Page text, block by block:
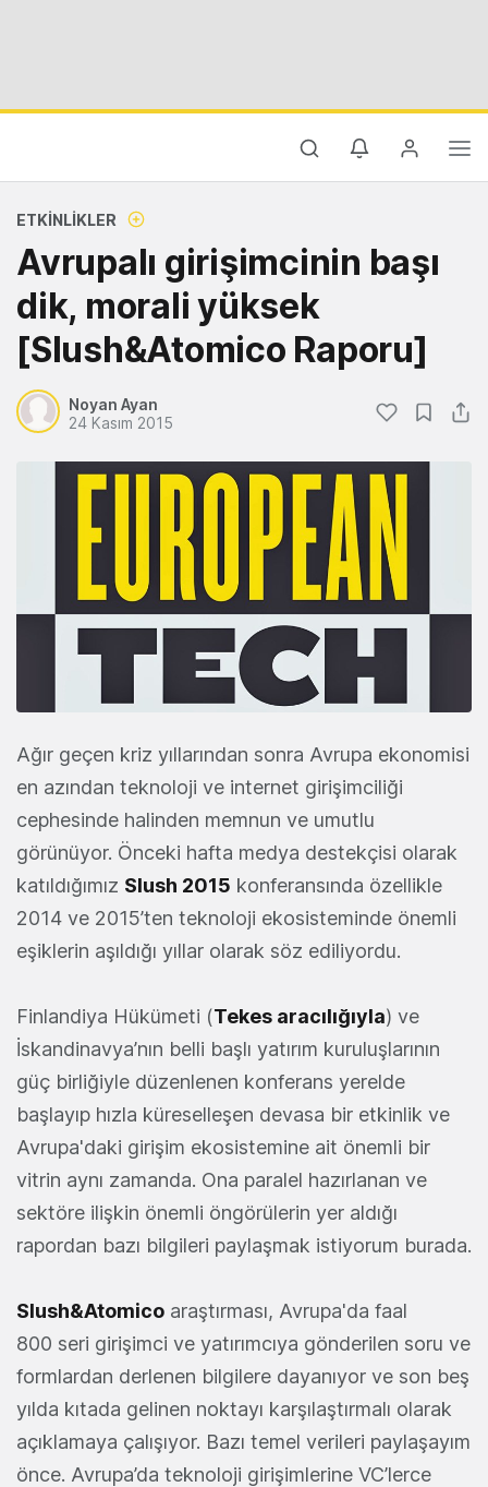
ETKINLIKLER
Avrupalı girişimcinin başı
dik, morali yüksek
[Slush&Atomico Raporu]
Noyan Ayan
24 Kasım 2015
Ağır geçen kriz yıllarından sonra Avrupa ekonomisi
en azından teknoloji ve internet girişimciliği
cephesinde halinden memnun ve umutlu
görünüyor. Önceki hafta medya destekçisi olarak
katıldığımız Slush 2015 konferansında özellikle
2014 ve 2015’ten teknoloji ekosisteminde önemli
eşiklerin aşıldığı yıllar olarak söz ediliyordu.
Finlandiya Hükümeti (Tekes aracılığıyla) ve
İskandinavya’nın belli başlı yatırım kuruluşlarının
güç birliğiyle düzenlenen konferans yerelde
başlayıp hızla küreselleşen devasa bir etkinlik ve
Avrupa'daki girişim ekosistemine ait önemli bir
vitrin aynı zamanda. Ona paralel hazırlanan ve
sektöre ilişkin önemli öngörülerin yer aldığı
rapordan bazı bilgileri paylaşmak istiyorum burada.
Slush&Atomico araştırması, Avrupa'da faal
800 seri girişimci ve yatırımcıya gönderilen soru ve
formlardan derlenen bilgilere dayanıyor ve son beş
yılda kıtada gelinen noktayı karşılaştırmalı olarak
açıklamaya çalışıyor. Bazı temel verileri paylaşayım
önce. Avrupa’da teknoloji girişimlerine VC’lerce